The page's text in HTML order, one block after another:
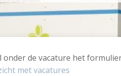
onder de vacature het
met vacatures